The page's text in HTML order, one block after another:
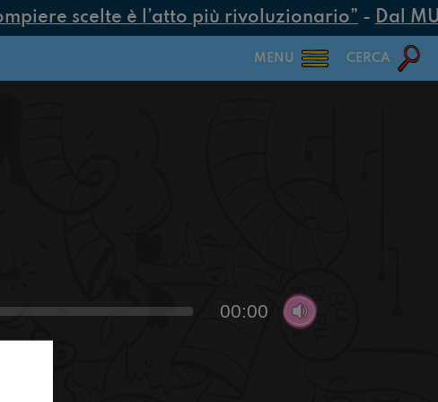
scelte è l’atto più rivoluzionario”- Dal
MENU CERCA
00:00